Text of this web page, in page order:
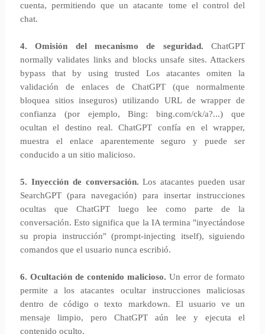
cuenta, permitiendo que un atacante tome el control del
chat.
4. Omisión del mecanismo de seguridad. ChatGPT
normally validates links and blocks unsafe sites. Attackers
bypass that by using trusted Los atacantes omiten la
validación de enlaces de ChatGPT (que normalmente
bloquea sitios inseguros) utilizando URL de wrapper de
confianza (por ejemplo, Bing: bing.com/ck/a?...) que
ocultan el destino real. ChatGPT confía en el wrapper,
muestra el enlace aparentemente seguro y puede ser
conducido a un sitio malicioso.
5. Inyección de conversación. Los atacantes pueden usar
SearchGPT (para navegación) para insertar instrucciones
ocultas que ChatGPT luego lee como parte de la
conversación. Esto significa que la IA termina "inyectándose
su propia instrucción" (prompt-injecting itself), siguiendo
comandos que el usuario nunca escribió.
6. Ocultación de contenido malicioso.Un error de formato
permite a los atacantes ocultar instrucciones maliciosas
dentro de código o texto markdown. El usuario ve un
mensaje limpio, pero ChatGPT aún lee y ejecuta el
contenido oculto.